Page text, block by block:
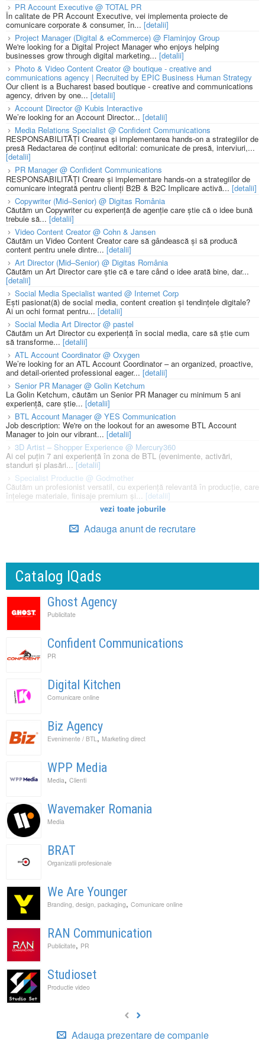
PR Account Executive @ TOTAL PR
În calitate de PR Account Executive, vei implementa proiecte de
comunicare corporate & consumer, în... [detalii]
Project Manager (Digital & eCommerce) @ Flaminjoy Group
We're looking for a Digital Project Manager who enjoys helping
businesses grow through digital marketing... [detalii]
Photo & Video Content Creator @ boutique - creative and
communications agency | Recruited by EPIC Business Human Strategy
Our client is a Bucharest based boutique - creative and communications
agency, driven by one... [detalii]
Account Director @ Kubis Interactive
We’re looking for an Account Director... [detalii]
Media Relations Specialist @ Confident Communications
RESPONSABILITĂȚI Crearea și implementarea hands-on a strategiilor de
presă Redactarea de conținut editorial: comunicate de presă, interviuri,...
[detalii]
PR Manager @ Confident Communications
RESPONSABILITĂȚI Creare și implementare hands-on a strategiilor de
comunicare integrată pentru clienți B2B & B2C Implicare activă... [detalii]
Copywriter (Mid–Senior) @ Digitas România
Căutăm un Copywriter cu experiență de agenție care știe că o idee bună
trebuie să... [detalii]
Video Content Creator @ Cohn & Jansen
Căutăm un Video Content Creator care să gândească și să producă
content pentru unele dintre... [detalii]
Art Director (Mid–Senior) @ Digitas România
Căutăm un Art Director care știe că e tare când o idee arată bine, dar...
[detalii]
Social Media Specialist wanted @ Internet Corp
Ești pasionat(ă) de social media, content creation și tendințele digitale?
Ai un ochi format pentru... [detalii]
Social Media Art Director @ pastel
Căutăm un Art Director cu experiență în social media, care să știe cum
să transforme... [detalii]
ATL Account Coordinator @ Oxygen
We’re looking for an ATL Account Coordinator – an organized, proactive,
and detail-oriented professional eager... [detalii]
Senior PR Manager @ Golin Ketchum
La Golin Ketchum, căutăm un Senior PR Manager cu minimum 5 ani
experiență, care știe... [detalii]
BTL Account Manager @ YES Communication
Job description: We're on the lookout for an awesome BTL Account
Manager to join our vibrant... [detalii]
3D Artist – Shopper Experience @ Mercury360
Ai cel puțin 7 ani experiență în zona de BTL (evenimente, activări,
standuri și plasări... [detalii]
Specialist Productie @ Godmother
Căutăm un profesionist versatil, cu experiență relevantă în producție, care
înțelege materiale, finisaje premium și... [detalii]
vezi toate joburile
Adauga anunt de recrutare
Catalog IQads
Ghost Agency
Publicitate
Confident Communications
PR
Digital Kitchen
Comunicare online
Biz Agency
Evenimente / BTL, Marketing direct
WPP Media
Media, Clienti
Wavemaker Romania
Media
BRAT
Organizatii profesionale
We Are Younger
Branding, design, packaging, Comunicare online
RAN Communication
Publicitate, PR
Studioset
Productie video
Adauga prezentare de companie